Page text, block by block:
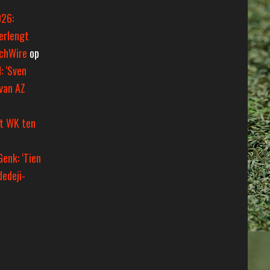
op
AZ
WK ten
‘Tien